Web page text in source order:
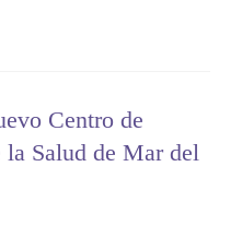
Centro de
Salud de Mar del